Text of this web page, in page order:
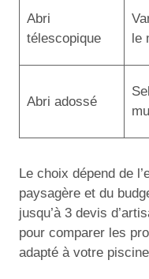
Abri
télescopique
le
Abri adossé
Le choix dépend de
paysagère et du
jusqu’à 3 devis
pour comparer les
adapté à votre